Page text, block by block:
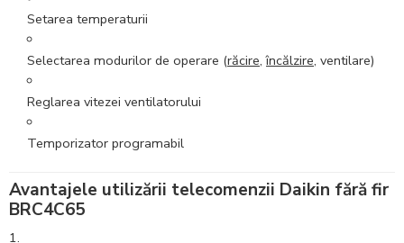
Setarea temperaturii
Selectarea modurilor de operare (răcire,încălzire, ventilare)
Reglarea vitezei ventilatorului
Temporizator programabil
Avantajele utilizării telecomenzii Daikin fără fir
BRC4C65